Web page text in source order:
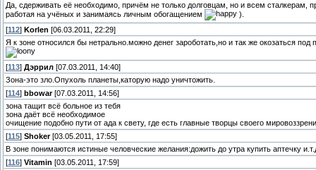
Да, сдерживать её необходимо, причём не только долговцам, но и всем сталкерам,
работая на учёных и занимаясь личным обогащением
).
[112] Korlen [06.03.2011, 22:29]
Я к зоне относился бы нетрально.можно денег зароботать,но и так же окозаться
[113] Дэррил [07.03.2011, 14:40]
Зона-это зло.Опухоль планеты,каторую надо уничтожить.
[114] bbowar[07.03.2011, 14:56]
зона тащит всё больное из тебя
зона даёт всё необходимое
очищение подобно пути от ада к свету, где есть главные творцы своего
[115] Shoker[03.05.2011, 17:55]
В зоне понимаются истиные человческие желания:дожить до утра купить аптечку
[116] Vitamin [03.05.2011, 17:59]